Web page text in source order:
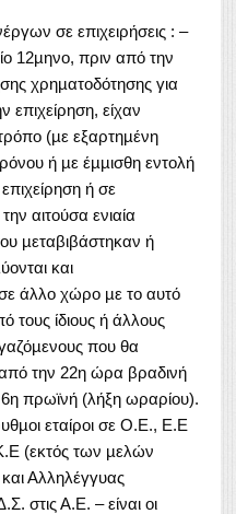
σε επιχειρήσεις : –
12µηνο, πριν από την
χρηµατοδότησης για
είχαν
(µε εξαρτηµένη
ή µε έµµισθη εντολή
ή σε
αιτούσα ενιαία
µεταβιβάστηκαν ή
και
άλλο χώρο µε το αυτό
τους ίδιους ή άλλους
που θα
την 22η ώρα βραδινή
πρωϊνή (λήξη ωραρίου).
εταίροι σε Ο.Ε., Ε.Ε
(εκτός των µελών
Αλληλέγγυας
στις Α.Ε. – είναι οι